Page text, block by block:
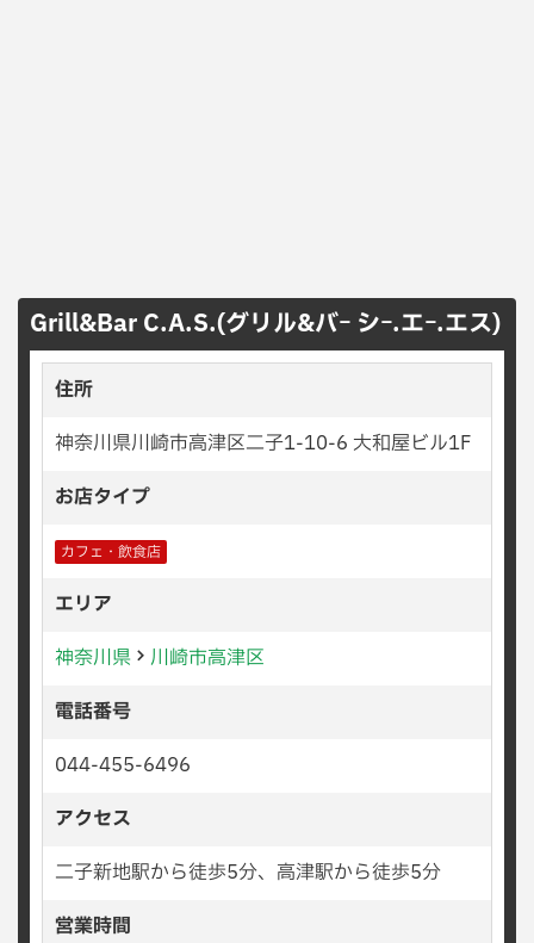
Grill&Bar C.A.S.(グリル&バｰ シｰ.エｰ.エス)
住所
神奈川県川崎市高津区二子1-10-6 大和屋ビル1F
お店タイプ
カフェ・飲食店
エリア
神奈川県
川崎市高津区
電話番号
044-455-6496
アクセス
二子新地駅から徒歩5分、高津駅から徒歩5分
営業時間